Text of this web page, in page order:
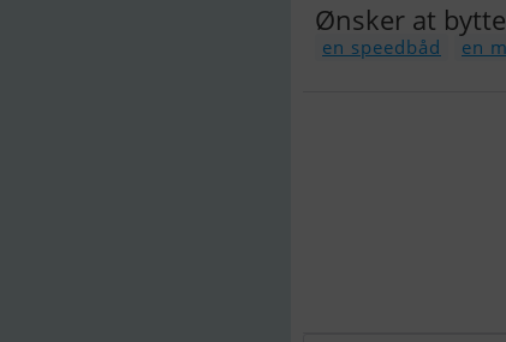
Ønsker at
en speedbåd en